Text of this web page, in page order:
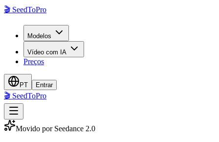
🎬 SeedToPro
Modelos
Vídeo com IA
Preços
PT Entrar
🎬 SeedToPro
Movido por Seedance 2.0